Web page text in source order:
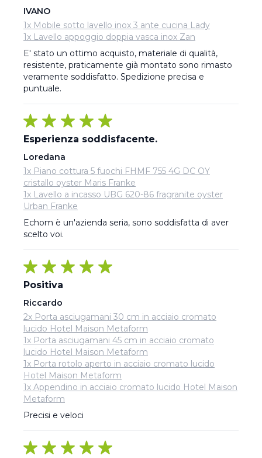
IVANO
1x Mobile sotto lavello inox 3 ante cucina Lady
1x Lavello appoggio doppia vasca inox Zan
E' stato un ottimo acquisto, materiale di qualità,
resistente, praticamente già montato sono rimasto
veramente soddisfatto. Spedizione precisa e
puntuale.
Esperienza soddisfacente.
Loredana
1x Piano cottura 5 fuochi FHMF 755 4G DC OY
cristallo oyster Maris Franke
1x Lavello a incasso UBG 620-86 fragranite oyster
Urban Franke
Echom è un'azienda seria, sono soddisfatta di aver
scelto voi.
Positiva
Riccardo
2x Porta asciugamani 30 cm in acciaio cromato
lucido Hotel Maison Metaform
1x Porta asciugamani 45 cm in acciaio cromato
lucido Hotel Maison Metaform
1x Porta rotolo aperto in acciaio cromato lucido
Hotel Maison Metaform
1x Appendino in acciaio cromato lucido Hotel Maison
Metaform
Precisi e veloci